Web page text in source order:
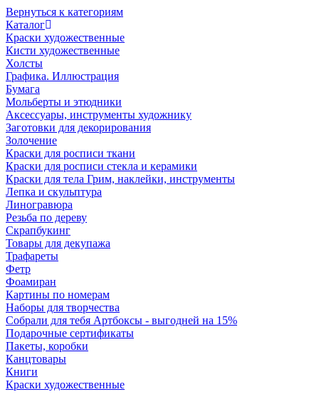
Вернуться к категориям
Каталог
Краски художественные
Кисти художественные
Холсты
Графика. Иллюстрация
Бумага
Мольберты и этюдники
Аксессуары, инструменты художнику
Заготовки для декорирования
Золочение
Краски для росписи ткани
Краски для росписи стекла и керамики
Краски для тела Грим, наклейки, инструменты
Лепка и скульптура
Линогравюра
Резьба по дереву
Скрапбукинг
Товары для декупажа
Трафареты
Фетр
Фоамиран
Картины по номерам
Наборы для творчества
Собрали для тебя Артбоксы - выгодней на 15%
Подарочные сертификаты
Пакеты, коробки
Канцтовары
Книги
Краски художественные